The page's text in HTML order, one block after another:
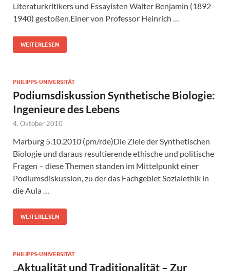
Literaturkritikers und Essayisten Walter Benjamin (1892-
1940) gestoßen.Einer von Professor Heinrich …
WEITERLESEN
PHILIPPS-UNIVERSITÄT
Podiumsdiskussion Synthetische Biologie:
Ingenieure des Lebens
4. Oktober 2010
Marburg 5.10.2010 (pm/rde)Die Ziele der Synthetischen
Biologie und daraus resultierende ethische und politische
Fragen – diese Themen standen im Mittelpunkt einer
Podiumsdiskussion, zu der das Fachgebiet Sozialethik in
die Aula …
WEITERLESEN
PHILIPPS-UNIVERSITÄT
„Aktualität und Traditionalität – Zur